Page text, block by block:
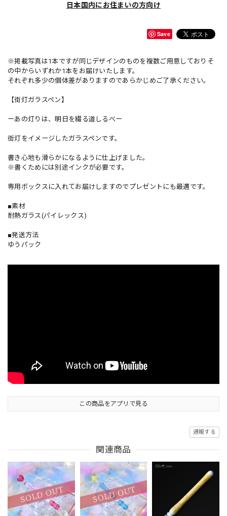
日本国内にお住まいの方向け
Save
※掲載写真は1本ですが同じデザインのものを複数ご用意しておりそ
の中からいずれか1本をお届けいたします。
それぞれ多少の個体差がありますのであらかじめご了承ください。
【街灯ガラスペン】
ーあの灯りは、明日を綴る道しるべー
街灯をイメージしたガラスペンです。
書き心地も滑らかになるように仕上げました。
※書くためには別途インクが必要です。
専用ボックスに入れてお届けしますのでプレゼントにも最適です。
■素材
耐熱ガラス(パイレックス)
■発送方法
ゆうパック
この商品をアプリで見る
通報する
関連商品